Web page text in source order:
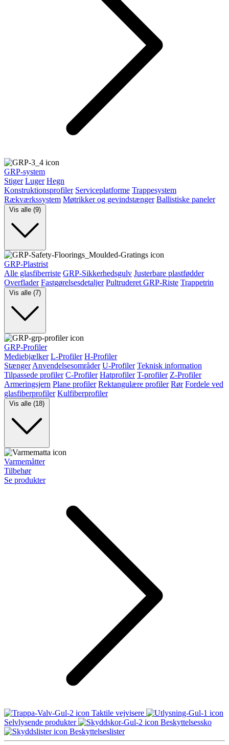
GRP-system
Stiger Luger Hegn
Konstruktionsprofiler Serviceplatforme Trappesystem
Rækværkssystem Møtrikker og gevindstænger Ballistiske paneler
Vis alle (9)
GRP-Plastrist
Alle glasfiberriste GRP-Sikkerhedsgulv Justerbare plastfødder
Overflader Fastgørelsesdetaljer Pultruderet GRP-Riste Trappetrin
Vis alle (7)
GRP-Profiler
Mediebjælker L-Profiler H-Profiler
Stænger Anvendelsesområder U-Profiler Teknisk information
Tilpassede profiler C-Profiler Hatprofiler T-profiler Z-Profiler
Armeringsjern Plane profiler Rektangulære profiler Rør Fordele ved
glasfiberprofiler Kulfiberprofiler
Vis alle (18)
Varmemåtter
Tilbehør
Se produkter
Taktile vejvisere
Selvlysende produkter
Beskyttelsessko
Beskyttelseslister